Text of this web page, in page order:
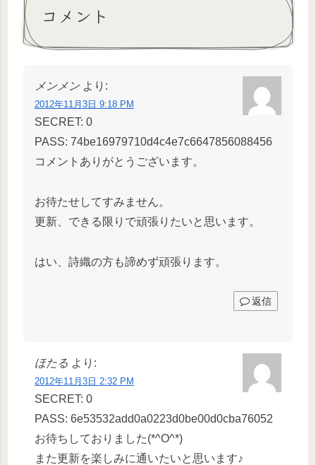
コメント
メンメン より:
2012年11月3日 9:18 PM
SECRET: 0
PASS: 74be16979710d4c4e7c6647856088456
コメントありがとうございます。
お待たせしてすみません。
更新、できる限りで頑張りたいと思います。
はい、詩織の方も諦めず頑張ります。
返信
ほたる より:
2012年11月3日 2:32 PM
SECRET: 0
PASS: 6e53532add0a0223d0be00d0cba76052
お待ちしておりました(*^O^*)
また更新を楽しみに通いたいと思います♪